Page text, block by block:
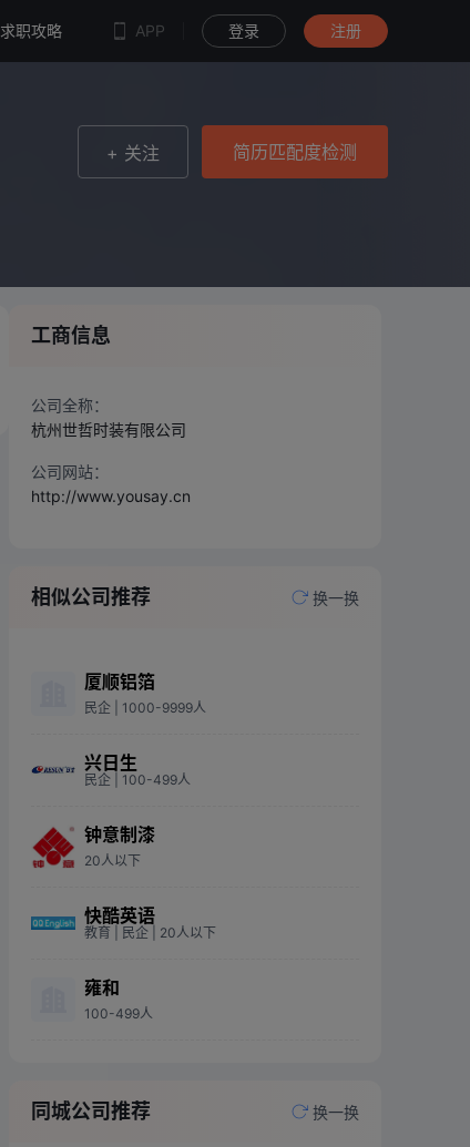
求职攻略 APP 登录 注册
+ 关注 简历匹配度检测
工商信息
公司全称：
杭州世哲时装有限公司
公司网站：
http://www.yousay.cn
相似公司推荐 换一换
厦顺铝箔
民企 | 1000-9999人
兴日生
民企 | 100-499人
钟意制漆
20人以下
快酷英语
教育 | 民企 | 20人以下
雍和
100-499人
同城公司推荐 换一换